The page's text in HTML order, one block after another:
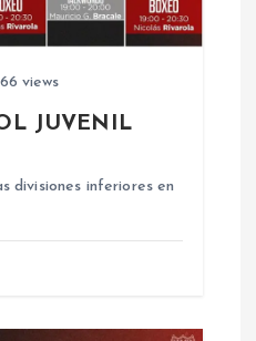
66 views
JUVENIL
divisiones inferiores en